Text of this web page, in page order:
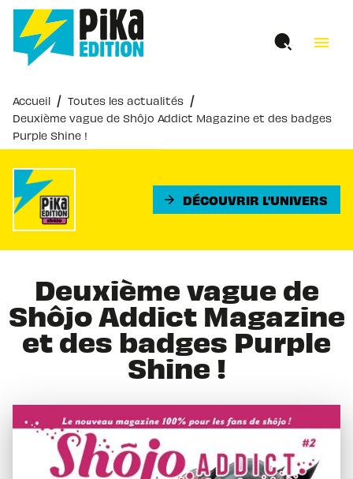
MENU RECHERCHE
PIED DE PAGE
menu
Accueil / Toutes les actualités /
Deuxième vague de Shôjo Addict Magazine et des badges
Purple Shine !
arrow_forward DÉCOUVRIR L'UNIVERS
Deuxième vague de
Shôjo Addict Magazine
et des badges Purple
Shine !